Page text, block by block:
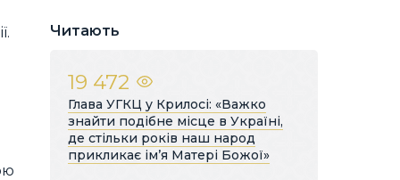
Читають
19 472
Глава УГКЦ у Крилосі: «Важко
знайти подібне місце в Україні,
де стільки років наш народ
прикликає ім’я Матері Божої»